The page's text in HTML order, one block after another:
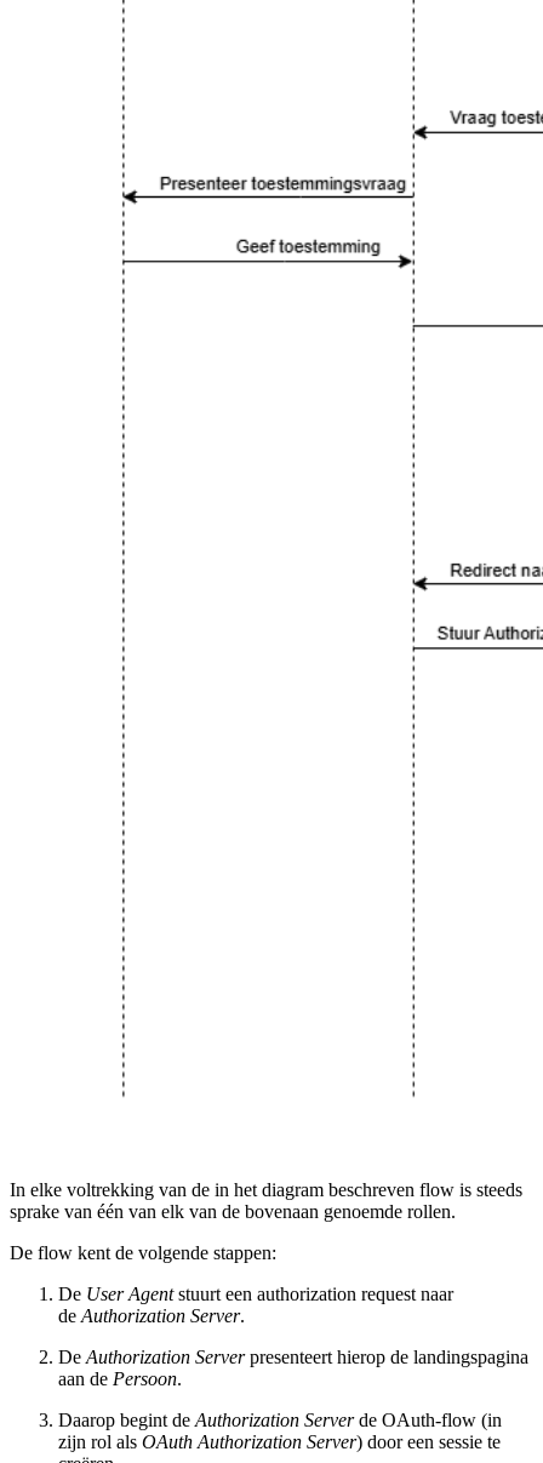
In elke voltrekking van de in het diagram beschreven flow is steeds
sprake van één van elk van de bovenaan genoemde rollen.
De flow kent de volgende stappen:
De User Agentstuurt een authorization request naar
deAuthorization Server.
DeAuthorization Serverpresenteert hierop de landingspagina
aan de Persoon.
Daarop begint deAuthorization Serverde OAuth-flow (in
zijn rol als OAuth Authorization Server) door een sessie te